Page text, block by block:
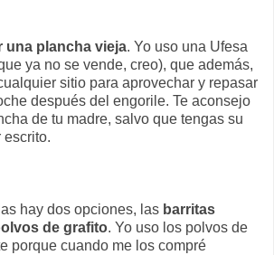
una plancha vieja. Yo uso una Ufesa
ya no se vende, creo), que además,
sitio para aprovechar y repasar
después del engorile. Te aconsejo
de tu madre, salvo que tengas su
escrito.
hay dos opciones, las barritas
de grafito. Yo uso los polvos de
porque cuando me los compré